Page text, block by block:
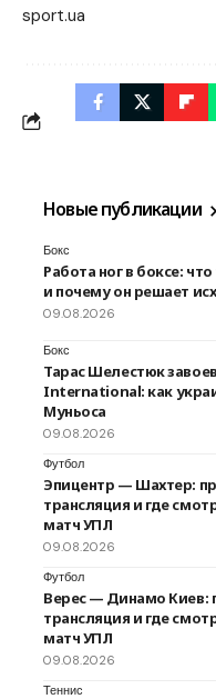
sport.ua
Новые публикации
Бокс
Работа ног в боксе:
и почему он решает
09.08.2026
Бокс
Тарас Шелестюк
International: как
Муньоса
09.08.2026
Футбол
Эпицентр — Шахтер:
трансляция и где
матч УПЛ
09.08.2026
Футбол
Верес — Динамо Киев:
трансляция и где
матч УПЛ
09.08.2026
Теннис